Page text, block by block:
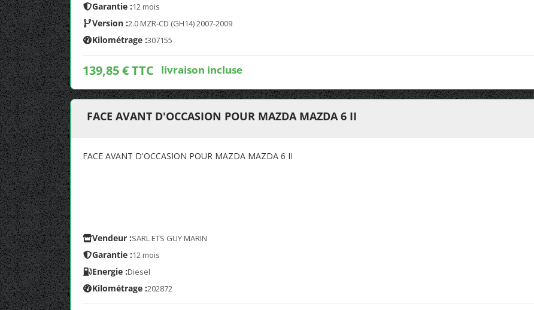
Garantie :12 mois
Version :2.0 MZR-CD (GH14) 2007-2009
Kilométrage :307155
139,85 € TTC livraison incluse
FACE AVANT D'OCCASION POUR MAZDA MAZDA 6 II
FACE AVANT D'OCCASION POUR MAZDA MAZDA 6 II
Vendeur :SARL ETS GUY MARIN
Garantie :12 mois
Energie :Diesel
Kilométrage :202872